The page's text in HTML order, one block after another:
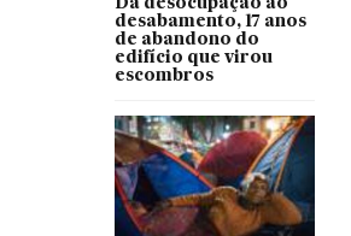
Da desocupação ao
desabamento, 17 anos
de abandono do
edifício que virou
escombros